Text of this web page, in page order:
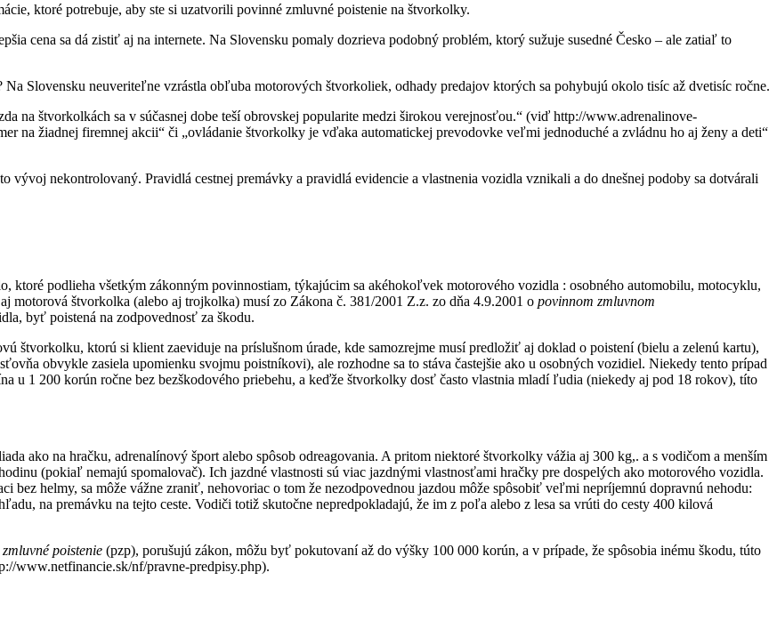
ktoré potrebuje, aby ste si uzatvorili povinné zmluvné poistenie na štvorkolky.
cena sa dá zistiť aj na internete. Na Slovensku pomaly dozrieva podobný problém, ktorý sužuje susedné Česko – ale zatiaľ to
Slovensku neuveriteľne vzrástla obľuba motorových štvorkoliek, odhady predajov ktorých sa pohybujú okolo tisíc až dvetisíc ročne.
na štvorkolkách sa v súčasnej dobe teší obrovskej popularite medzi širokou verejnosťou.“ (viď http://www.adrenalinove-
na žiadnej firemnej akcii“ či „ovládanie štvorkolky je vďaka automatickej prevodovke veľmi jednoduché a zvládnu ho aj ženy a deti“
vývoj nekontrolovaný. Pravidlá cestnej premávky a pravidlá evidencie a vlastnenia vozidla vznikali a do dnešnej podoby sa dotvárali
ktoré podlieha všetkým zákonným povinnostiam, týkajúcim sa akéhokoľvek motorového vozidla : osobného automobilu, motocyklu,
motorová štvorkolka (alebo aj trojkolka) musí zo Zákona č. 381/2001 Z.z. zo dňa 4.9.2001 o povinnom zmluvnom
byť poistená na zodpovednosť za škodu.
štvorkolku, ktorú si klient zaeviduje na príslušnom úrade, kde samozrejme musí predložiť aj doklad o poistení (bielu a zelenú kartu),
obvykle zasiela upomienku svojmu poistníkovi), ale rozhodne sa to stáva častejšie ako u osobných vozidiel. Niekedy tento prípad
u 1 200 korún ročne bez bezškodového priebehu, a keďže štvorkolky dosť často vlastnia mladí ľudia (niekedy aj pod 18 rokov), títo
ako na hračku, adrenalínový šport alebo spôsob odreagovania. A pritom niektoré štvorkolky vážia aj 300 kg,. a s vodičom a menším
(pokiaľ nemajú spomalovač). Ich jazdné vlastnosti sú viac jazdnými vlastnosťami hračky pre dospelých ako motorového vozidla.
bez helmy, sa môže vážne zraniť, nehovoriac o tom že nezodpovednou jazdou môže spôsobiť veľmi nepríjemnú dopravnú nehodu:
na premávku na tejto ceste. Vodiči totiž skutočne nepredpokladajú, že im z poľa alebo z lesa sa vrúti do cesty 400 kilová
poistenie (pzp), porušujú zákon, môžu byť pokutovaní až do výšky 100 000 korún, a v prípade, že spôsobia inému škodu, túto
www.netfinancie.sk/nf/pravne-predpisy.php).